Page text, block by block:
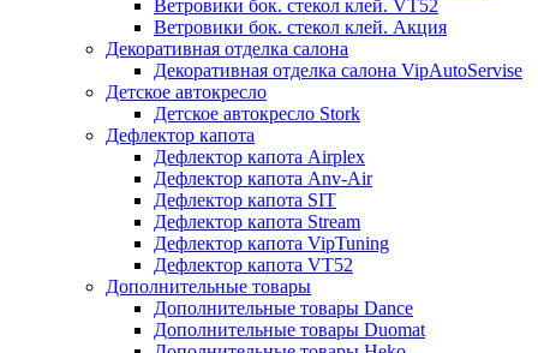
Ветровики бок. стекол клей. VT52
Ветровики бок. стекол клей. Акция
Декоративная отделка салона
Декоративная отделка салона VipAutoServise
Детское автокресло
Детское автокресло Stork
Дефлектор капота
Дефлектор капота Airplex
Дефлектор капота Anv-Air
Дефлектор капота SIT
Дефлектор капота Stream
Дефлектор капота VipTuning
Дефлектор капота VT52
Дополнительные товары
Дополнительные товары Dance
Дополнительные товары Duomat